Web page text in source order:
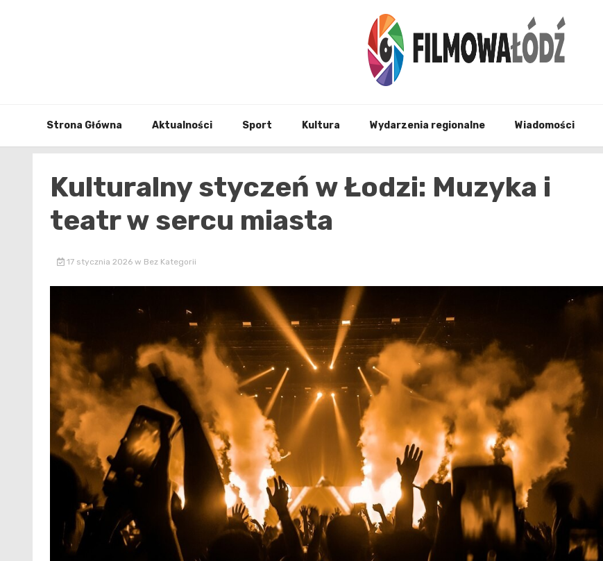
Strona Główna Aktualności Sport Kultura Wydarzenia regionalne Wiadomości
Kulturalny styczeń w Łodzi: Muzyka i
teatr w sercu miasta
17 stycznia 2026 w Bez Kategorii